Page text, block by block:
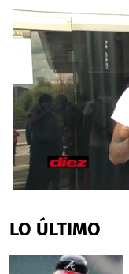
of
54
LO ÚLTIMO